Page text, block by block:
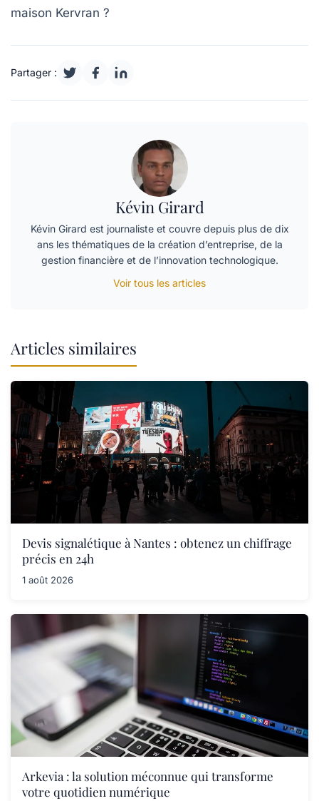
maison Kervran ?
Partager :
Kévin Girard
Kévin Girard est journaliste et couvre depuis plus de dix
ans les thématiques de la création d’entreprise, de la
gestion financière et de l’innovation technologique.
Voir tous les articles
Articles similaires
Devis signalétique à Nantes : obtenez un chiffrage
précis en 24h
1 août 2026
Arkevia : la solution méconnue qui transforme
votre quotidien numérique